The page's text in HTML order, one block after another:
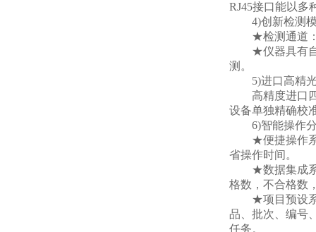
RJ45接口能以多
4)创新检测模
★检测通道：
★仪器具有自动
测。
5)进口高精光
高精度进口四
设备单独精确校
6)智能操作分
★便捷操作系统
省操作时间。
★数据集成系统
格数，不合格数
★项目预设系统
品、批次、编号
任务。